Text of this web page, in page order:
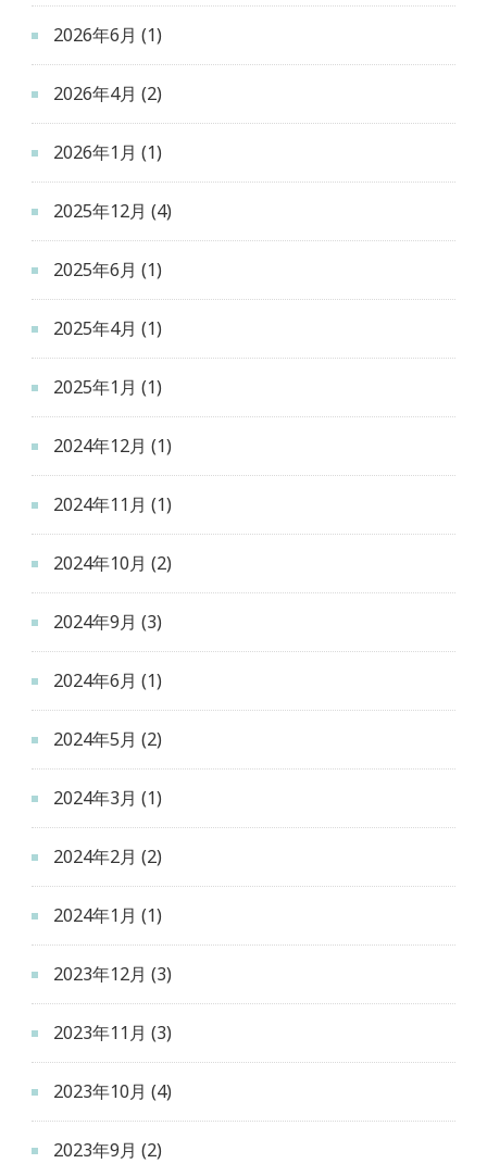
2026年6月 (1)
2026年4月 (2)
2026年1月 (1)
2025年12月 (4)
2025年6月 (1)
2025年4月 (1)
2025年1月 (1)
2024年12月 (1)
2024年11月 (1)
2024年10月 (2)
2024年9月 (3)
2024年6月 (1)
2024年5月 (2)
2024年3月 (1)
2024年2月 (2)
2024年1月 (1)
2023年12月 (3)
2023年11月 (3)
2023年10月 (4)
2023年9月 (2)